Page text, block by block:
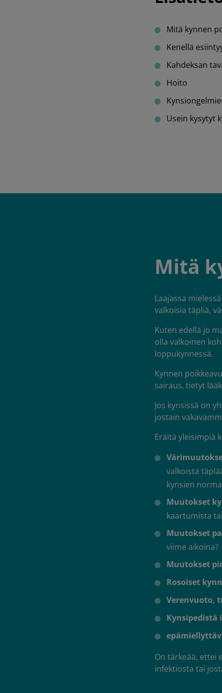
Mitä kynnen
Kenellä
Kahdeksan
Hoito
Usein kysytyt
Mitä
Laajassa
valkoisia täpliä,
Kuten edellä jo
olla valkoinen
loppukynnessä.
Kynnen
sairaus, tietyt
Jos kynsissä on
jostain
Eräitä yleisimpiä
valkoista
kynsien
Muutokset
kaartumista
Muutokset
viime aikoina?
Muutokset
Rosoiset
Verenvuoto,
Kynsipedistä
On tärkeää, ettei
infektiosta tai